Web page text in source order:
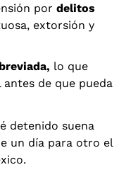
por delitos
extorsión y
lo que
de que pueda
detenido suena
un día para otro el